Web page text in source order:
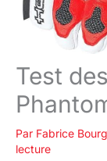
Test
Par Fabrice
lecture